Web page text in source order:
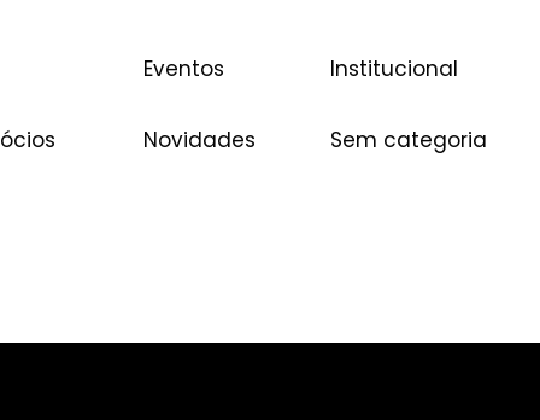
Eventos Institucional
Novidades Sem categoria